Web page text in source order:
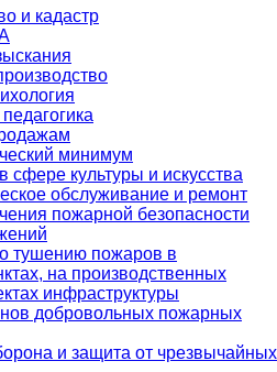
и кадастр
минимум
сфере культуры и искусства
обслуживание и ремонт
пожарной безопасности
тушению пожаров в
на производственных
инфраструктуры
добровольных пожарных
и защита от чрезвычайных